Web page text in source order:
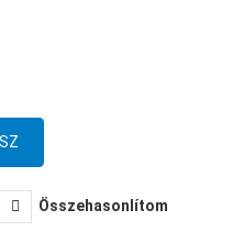
Összehasonlítom